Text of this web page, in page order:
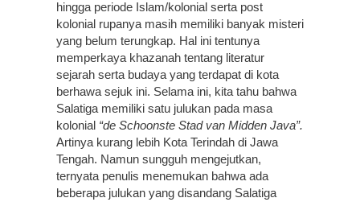
hingga periode Islam/kolonial serta post
kolonial rupanya masih memiliki banyak misteri
yang belum terungkap. Hal ini tentunya
memperkaya khazanah tentang literatur
sejarah serta budaya yang terdapat di kota
berhawa sejuk ini. Selama ini, kita tahu bahwa
Salatiga memiliki satu julukan pada masa
kolonial “de Schoonste Stad van Midden Java”.
Artinya kurang lebih Kota Terindah di Jawa
Tengah. Namun sungguh mengejutkan,
ternyata penulis menemukan bahwa ada
beberapa julukan yang disandang Salatiga